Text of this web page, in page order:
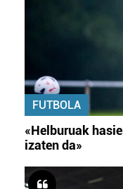
FUTBOLA
«Helburuak
izaten da»